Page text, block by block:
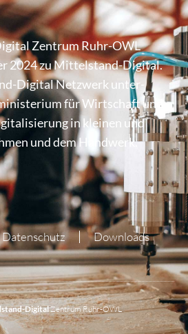
Zentrum Ruhr-OWL
2024 zu Mittel­stand-Digital.
Digital Netzwerk unter­
für Wirt­schaft und
in kleinen und
und dem Handwerk.
Datenschutz Downloads
DigitalZentrum Ruhr-OWL